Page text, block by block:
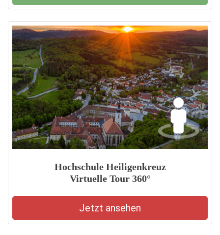
Hochschule Heiligenkreuz
Virtuelle Tour 360°
Jetzt ansehen